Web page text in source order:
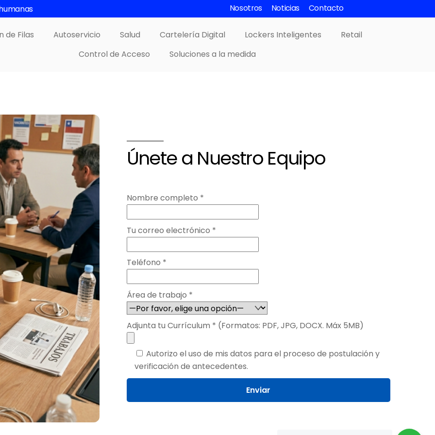
Nosotros Noticias Contacto
de Filas Autoservicio Salud Cartelería Digital Lockers Inteligentes
Retail
Control de Acceso
Soluciones a la medida
Únete a Nuestro Equipo
Nombre completo *
Tu correo electrónico *
Teléfono *
Área de trabajo *
Adjunta tu Currículum * (Formatos: PDF, JPG, DOCX. Máx 5MB)
Autorizo el uso de mis datos para el proceso de postulación y
verificación de antecedentes.